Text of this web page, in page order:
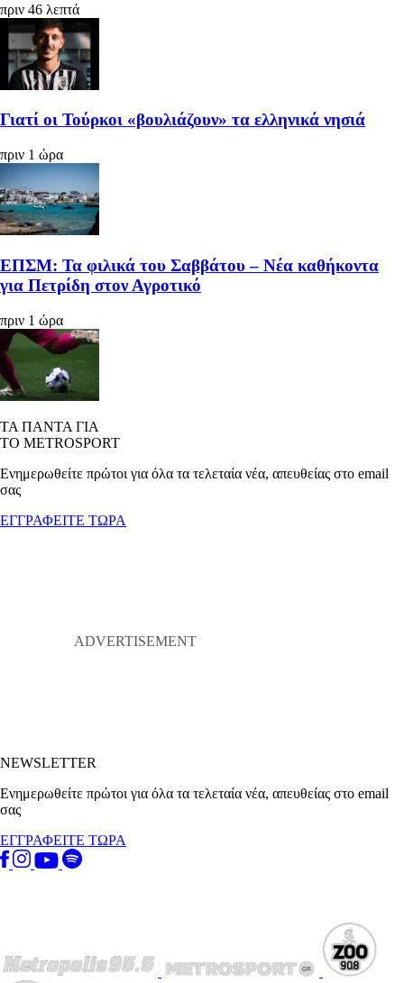
πριν 46 λεπτά
Γιατί οι Τούρκοι «βουλιάζουν» τα ελληνικά νησιά
πριν 1 ώρα
ΕΠΣΜ: Τα φιλικά του Σαββάτου – Νέα καθήκοντα
για Πετρίδη στον Αγροτικό
πριν 1 ώρα
ΤΑ ΠΑΝΤΑ ΓΙΑ
ΤΟ METROSPORT
Ενημερωθείτε πρώτοι για όλα τα τελεταία νέα, απευθείας στο email
σας
ΕΓΓΡΑΦΕΙΤΕ ΤΩΡΑ
NEWSLETTER
Ενημερωθείτε πρώτοι για όλα τα τελεταία νέα, απευθείας στο email
σας
ΕΓΓΡΑΦΕΙΤΕ ΤΩΡΑ